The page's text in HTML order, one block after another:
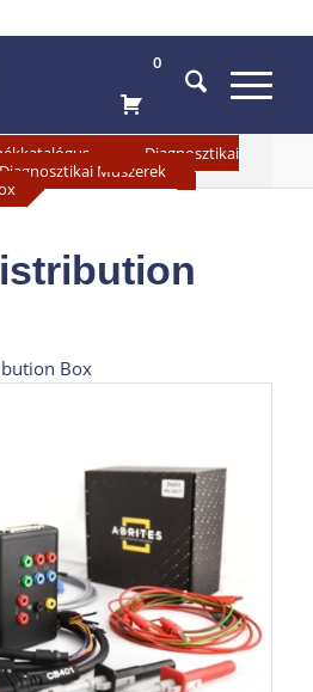
0
Diagnosztikai
Diagnosztikai Műszerek
Box